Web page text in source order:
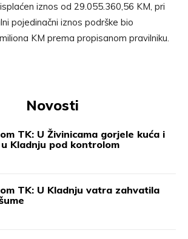
iznos od 29.055.360,56 KM, pri
pojedinačni iznos podrške bio
KM prema propisanom pravilniku.
Novosti
TK: U Živinicama gorjele kuća i
Kladnju pod kontrolom
TK: U Kladnju vatra zahvatila